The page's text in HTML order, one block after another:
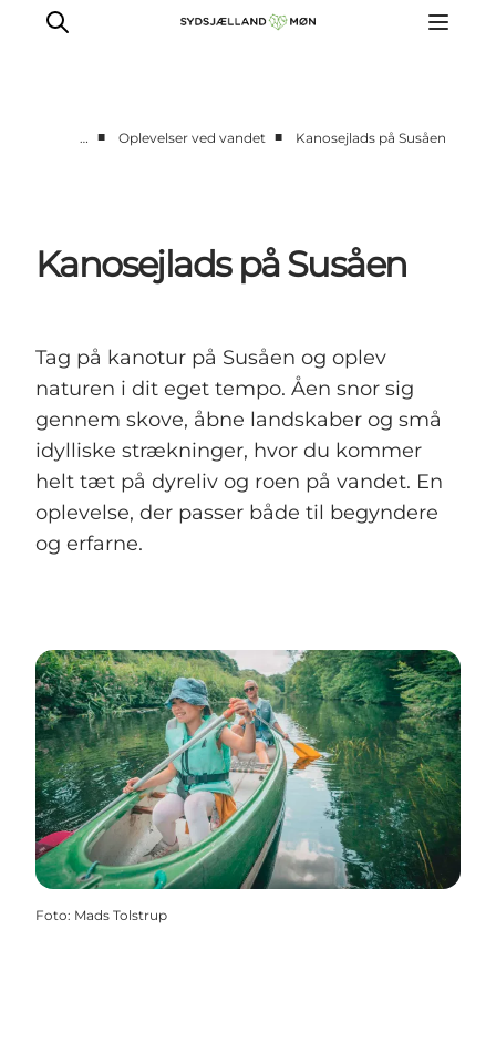
Events
Spis
Planlæg din tur
… ■ Oplevelser ved vandet ■ Kanosejlads på Susåen
Kanosejlads på Susåen
Tag på kanotur på Susåen og oplev
naturen i dit eget tempo. Åen snor sig
gennem skove, åbne landskaber og små
idylliske strækninger, hvor du kommer
helt tæt på dyreliv og roen på vandet. En
oplevelse, der passer både til begyndere
og erfarne.
Foto: Mads Tolstrup